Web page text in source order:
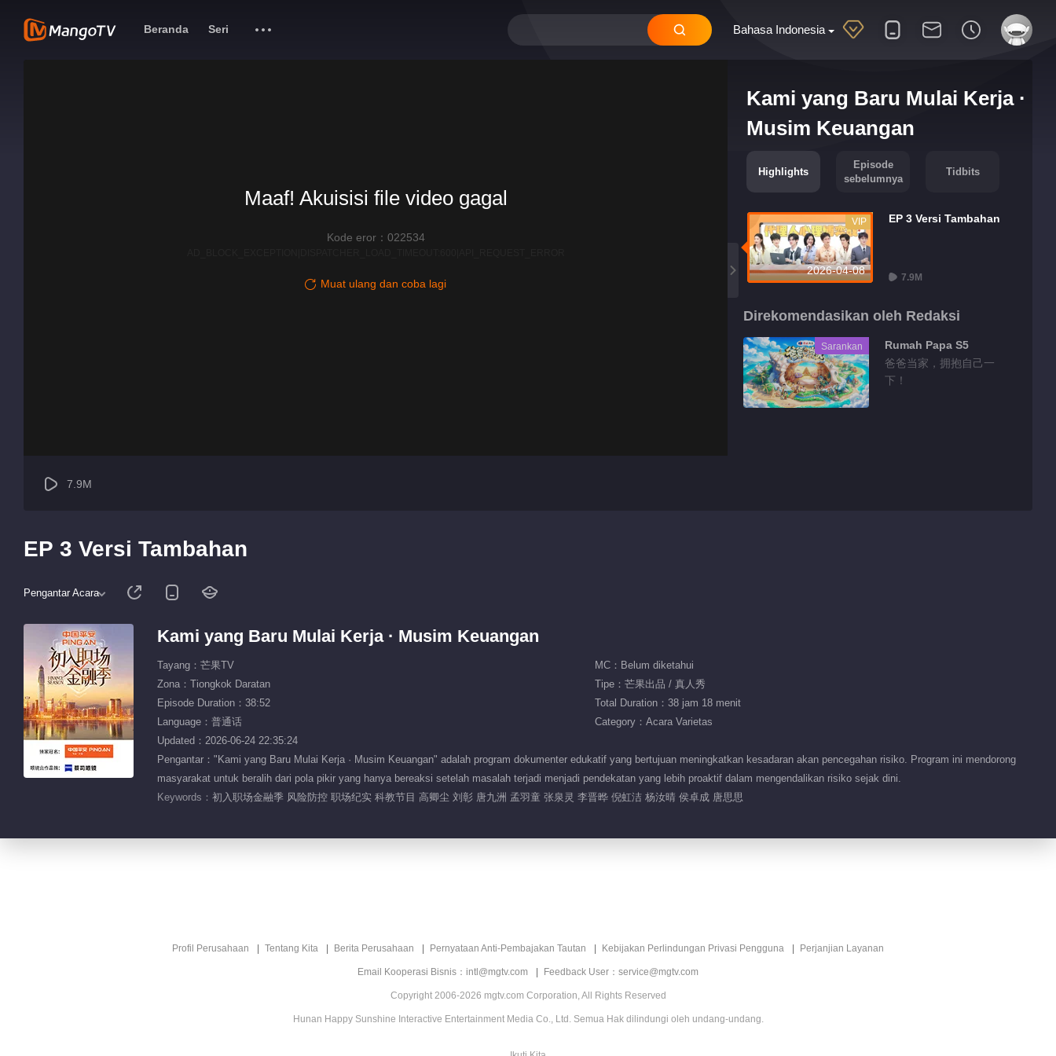
Bahasa Indonesia
Beranda Seri
Kami yang Baru Mulai Kerja ·
Musim Keuangan
Highlights
Episode
sebelumnya
Tidbits
2026-04-08
VIP EP 3 Versi Tambahan
7.9M
Direkomendasikan oleh Redaksi
Sarankan
Rumah Papa S5
爸爸当家，拥抱自己一
下！
Maaf! Akuisisi file video gagal
Kode eror：022534
Muat ulang dan coba lagi
7.9M
EP 3 Versi Tambahan
Pengantar Acara
Kami yang Baru Mulai Kerja · Musim Keuangan
Tayang：芒果TV
MC：Belum diketahui
Zona：Tiongkok Daratan
Tipe：芒果出品 / 真人秀
Episode Duration：38:52
Total Duration：38 jam 18 menit
Language：普通话
Category：Acara Varietas
Updated：2026-06-24 22:35:24
Pengantar："Kami yang Baru Mulai Kerja · Musim Keuangan" adalah program dokumenter edukatif yang bertujuan meningkatkan kesadaran akan pencegahan risiko. Program ini mendorong
masyarakat untuk beralih dari pola pikir yang hanya bereaksi setelah masalah terjadi menjadi pendekatan yang lebih proaktif dalam mengendalikan risiko sejak dini.
Keywords： 初入职场金融季 风险防控 职场纪实 科教节目 高卿尘 刘彰 唐九洲 孟羽童 张泉灵 李晋晔 倪虹洁 杨汝晴 侯卓成 唐思思
Profil Perusahaan Tentang Kita Berita Perusahaan Pernyataan Anti-Pembajakan Tautan Kebijakan Perlindungan Privasi Pengguna Perjanjian Layanan
Email Kooperasi Bisnis：intl@mgtv.com Feedback User：service@mgtv.com
Copyright 2006-2026 mgtv.com Corporation, All Rights Reserved
Hunan Happy Sunshine Interactive Entertainment Media Co., Ltd. Semua Hak dilindungi oleh undang-undang.